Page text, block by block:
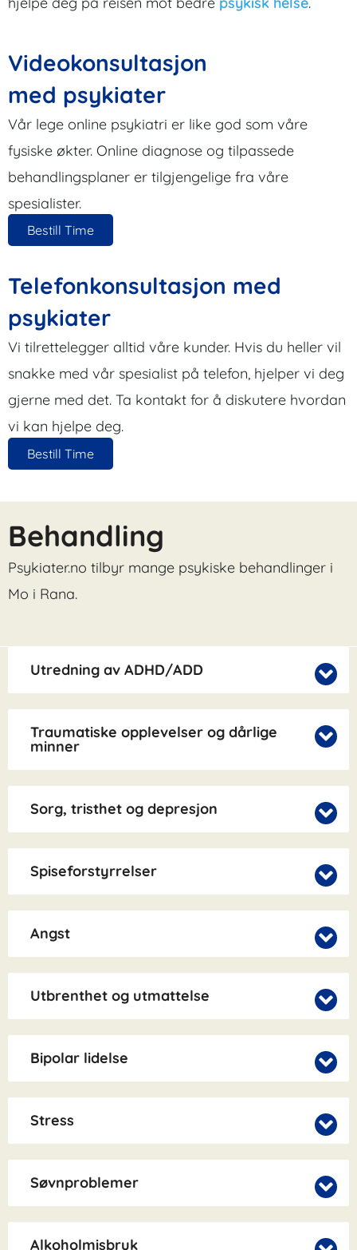
Videokonsultasjon
med psykiater
Vår lege online psykiatri er like god som våre
fysiske økter. Online diagnose og tilpassede
behandlingsplaner er tilgjengelige fra våre
spesialister.
Bestill Time
Telefonkonsultasjon med
psykiater
Vi tilrettelegger alltid våre kunder. Hvis du heller vil
snakke med vår spesialist på telefon, hjelper vi deg
gjerne med det. Ta kontakt for å diskutere hvordan
vi kan hjelpe deg.
Bestill Time
Behandling
Psykiater.no tilbyr mange psykiske behandlinger i
Mo i Rana.
Utredning av ADHD/ADD
Traumatiske opplevelser og dårlige
minner
Sorg, tristhet og depresjon
Spiseforstyrrelser
Angst
Utbrenthet og utmattelse
Bipolar lidelse
Stress
Søvnproblemer
Alkoholmisbruk